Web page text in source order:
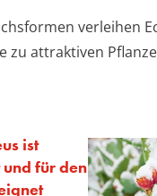
verleihen
zu attraktiven
ist
für den